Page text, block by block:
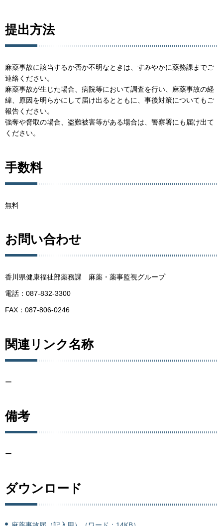
提出方法
麻薬事故に該当するか否か不明なときは、すみやかに薬務課までご
連絡ください。
麻薬事故が生じた場合、病院等において調査を行い、麻薬事故の経
緯、原因を明らかにして届け出るとともに、事後対策についてもご
報告ください。
強奪や脅取の場合、盗難被害等がある場合は、警察署にも届け出て
ください。
手数料
無料
お問い合わせ
香川県健康福祉部薬務課 麻薬・薬事監視グループ
電話：087-832-3300
FAX：087-806-0246
関連リンク名称
ー
備考
ー
ダウンロード